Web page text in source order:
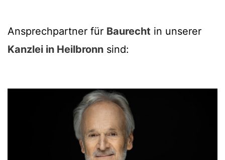
Ansprechpartner für Baurecht in unserer
Kanzlei in Heilbronn sind: